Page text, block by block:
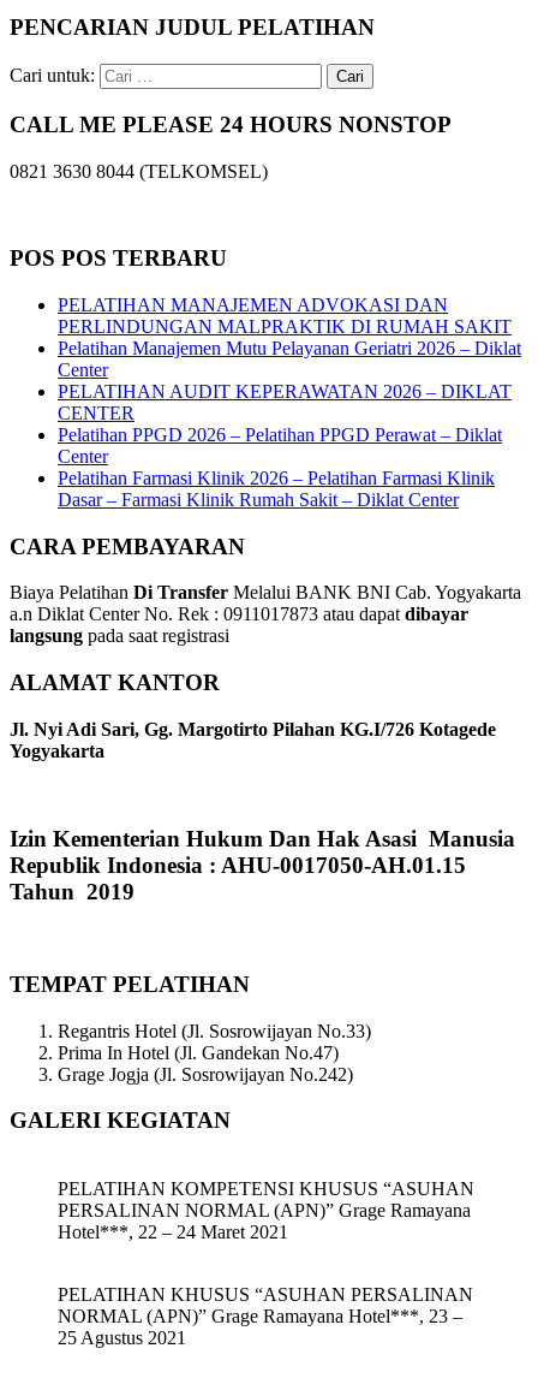
PENCARIAN JUDUL PELATIHAN
Cari untuk:
CALL ME PLEASE 24 HOURS NONSTOP
0821 3630 8044 (TELKOMSEL)
POS POS TERBARU
PELATIHAN MANAJEMEN ADVOKASI DAN
PERLINDUNGAN MALPRAKTIK DI RUMAH SAKIT
Pelatihan Manajemen Mutu Pelayanan Geriatri 2026 – Diklat
Center
PELATIHAN AUDIT KEPERAWATAN 2026 – DIKLAT
CENTER
Pelatihan PPGD 2026 – Pelatihan PPGD Perawat – Diklat
Center
Pelatihan Farmasi Klinik 2026 – Pelatihan Farmasi Klinik
Dasar – Farmasi Klinik Rumah Sakit – Diklat Center
CARA PEMBAYARAN
Biaya Pelatihan Di Transfer Melalui BANK BNI Cab. Yogyakarta
a.n Diklat Center No. Rek : 0911017873 atau dapatdibayar
langsung pada saat registrasi
ALAMAT KANTOR
Jl. Nyi Adi Sari, Gg. Margotirto Pilahan KG.I/726 Kotagede
Yogyakarta
Izin Kementerian Hukum Dan Hak Asasi Manusia
Republik Indonesia : AHU-0017050-AH.01.15
Tahun 2019
TEMPAT PELATIHAN
Regantris Hotel (Jl. Sosrowijayan No.33)
Prima In Hotel (Jl. Gandekan No.47)
Grage Jogja (Jl. Sosrowijayan No.242)
GALERI KEGIATAN
PELATIHAN KOMPETENSI KHUSUS “ASUHAN
PERSALINAN NORMAL (APN)” Grage Ramayana
Hotel***, 22 – 24 Maret 2021
PELATIHAN KHUSUS “ASUHAN PERSALINAN
NORMAL (APN)” Grage Ramayana Hotel***, 23 –
25 Agustus 2021